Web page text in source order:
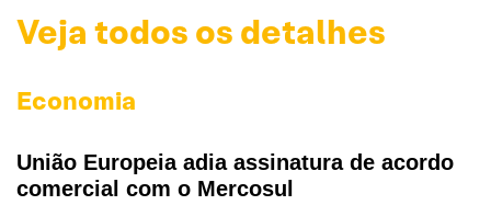
Veja todos os detalhes
Economia
União Europeia adia assinatura de acordo
comercial com o Mercosul